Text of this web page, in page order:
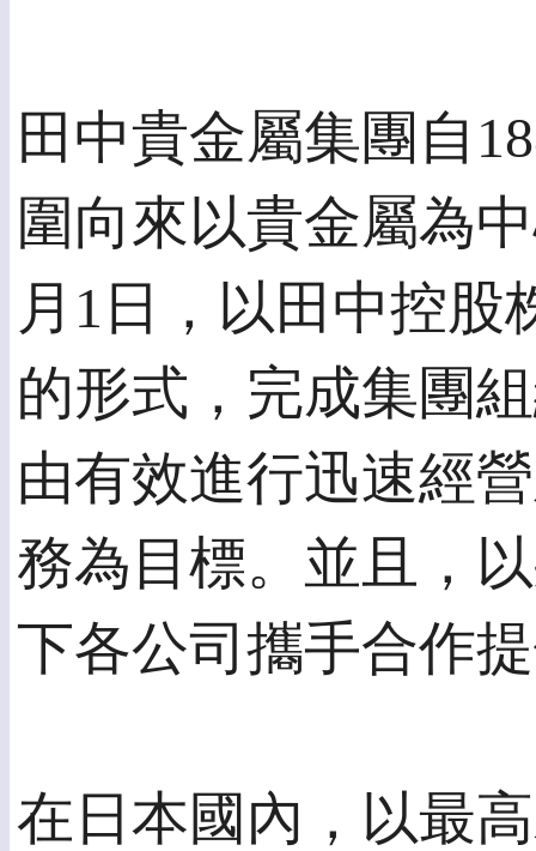
田中貴金屬集團自
圍向來以貴金屬為
月1日，以田中控
的形式，完成集團
由有效進行迅速經
務為目標。並且，
下各公司攜手合作
在日本國內，以最